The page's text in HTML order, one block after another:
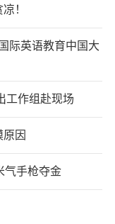
！
际英语教育中国大
工作组赴现场
因
气手枪夺金